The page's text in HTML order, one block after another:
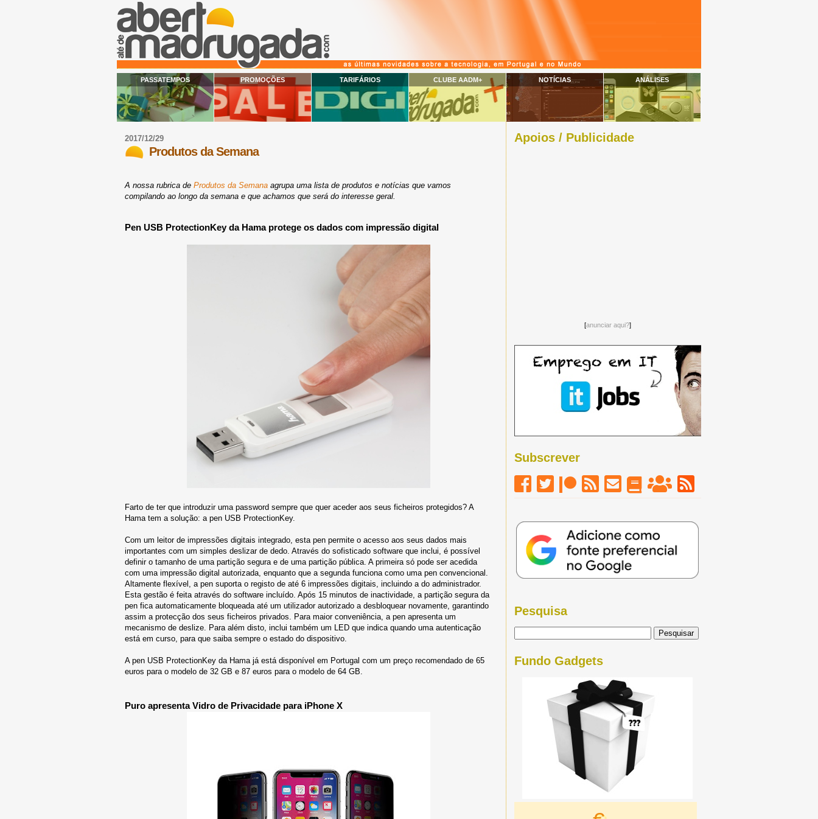
PASSATEMPOS PROMOÇÕES TARIFÁRIOS CLUBE AADM+ NOTÍCIAS ANÁLISES
2017/12/29
Produtos da Semana
A nossa rubrica de Produtos da Semana agrupa uma lista de produtos e notícias que vamos
compilando ao longo da semana e que achamos que será do interesse geral.
Pen USB ProtectionKey da Hama protege os dados com impressão digital
Farto de ter que introduzir uma password sempre que quer aceder aos seus ficheiros protegidos? A
Hama tem a solução: a pen USB ProtectionKey.
Com um leitor de impressões digitais integrado, esta pen permite o acesso aos seus dados mais
importantes com um simples deslizar de dedo. Através do sofisticado software que inclui, é possível
definir o tamanho de uma partição segura e de uma partição pública. A primeira só pode ser acedida
com uma impressão digital autorizada, enquanto que a segunda funciona como uma pen convencional.
Altamente flexível, a pen suporta o registo de até 6 impressões digitais, incluindo a do administrador.
Esta gestão é feita através do software incluído. Após 15 minutos de inactividade, a partição segura da
pen fica automaticamente bloqueada até um utilizador autorizado a desbloquear novamente, garantindo
assim a protecção dos seus ficheiros privados. Para maior conveniência, a pen apresenta um
mecanismo de deslize. Para além disto, inclui também um LED que indica quando uma autenticação
está em curso, para que saiba sempre o estado do dispositivo.
A pen USB ProtectionKey da Hama já está disponível em Portugal com um preço recomendado de 65
euros para o modelo de 32 GB e 87 euros para o modelo de 64 GB.
Puro apresenta Vidro de Privacidade para iPhone X
Apoios / Publicidade
[anunciar aqui?]
Subscrever
Pesquisa
Fundo Gadgets